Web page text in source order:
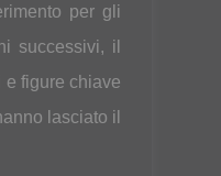
per gli
successivi, il
e figure chiave
lasciato il